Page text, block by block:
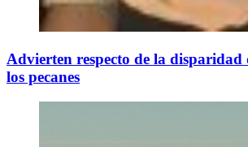
Advierten respecto de la disparidad
los pecanes